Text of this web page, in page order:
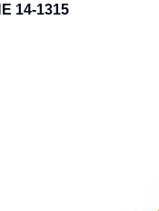
14-1315